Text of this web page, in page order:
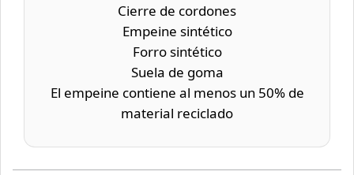
Cierre de cordones
Empeine sintético
Forro sintético
Suela de goma
El empeine contiene al menos un 50% de
material reciclado